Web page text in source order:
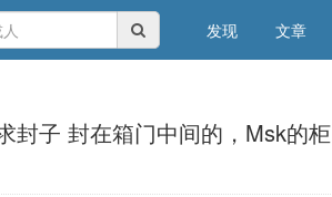
发现 文章
封子 封在箱门中间的，Msk的柜